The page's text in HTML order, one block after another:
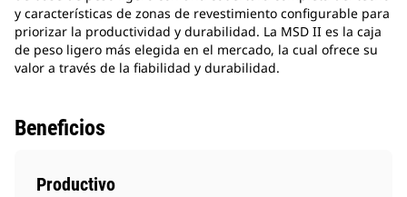
y características de zonas de revestimiento configurable para
priorizar la productividad y durabilidad. La MSD II es la caja
de peso ligero más elegida en el mercado, la cual ofrece su
valor a través de la fiabilidad y durabilidad.
Beneficios
Productivo